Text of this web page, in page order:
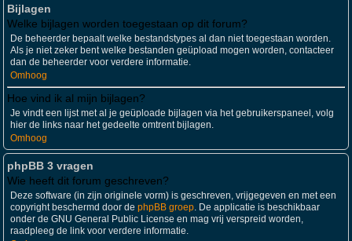
Bijlagen
Welke bijlagen worden toegestaan op dit forum?
De beheerder bepaalt welke bestandstypes al dan niet toegestaan worden.
Als je niet zeker bent welke bestanden geüpload mogen worden, contacteer
dan de beheerder voor verdere informatie.
Omhoog
Hoe vind ik al mijn bijlagen?
Je vindt een lijst met al je geüploade bijlagen via het gebruikerspaneel, volg
hier de links naar het gedeelte omtrent bijlagen.
Omhoog
phpBB 3 vragen
Wie heeft dit forum geschreven?
Deze software (in zijn originele vorm) is geschreven, vrijgegeven en met een
copyright beschermd door de phpBB groep. De applicatie is beschikbaar
onder de GNU General Public License en mag vrij verspreid worden,
raadpleeg de link voor verdere informatie.